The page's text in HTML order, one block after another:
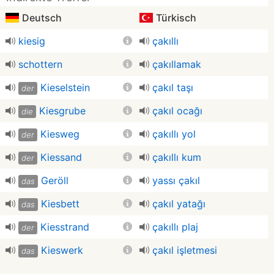
Deutsch
Türkisch
kiesig
çakıllı
schottern
çakıllamak
der Kieselstein çakıl taşı
die Kiesgrube çakıl ocağı
der Kiesweg çakıllı yol
der Kiessand çakıllı kum
das Geröll yassı çakıl
das Kiesbett çakıl yatağı
der Kiesstrand çakıllı plaj
das Kieswerk çakıl işletmesi